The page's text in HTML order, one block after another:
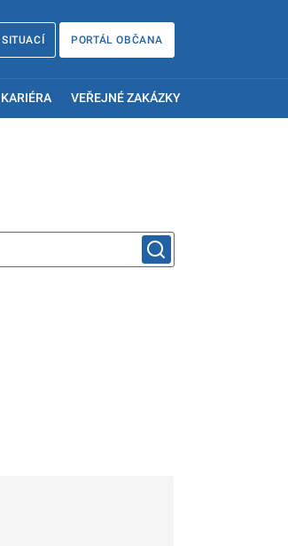
PORTÁL OBČANA
KARIÉRA VEŘEJNÉ ZAKÁZKY